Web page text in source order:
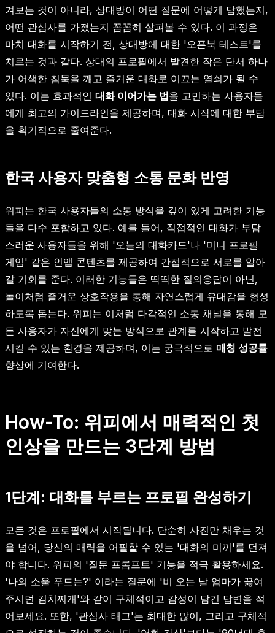
겨보는 것이 아니라, 상대방이 어떤 질문에 어떻게 답했는지,
어떤 관심사를 가졌는지 꼼꼼히 살펴볼 수 있다. 이 과정은
마치 대화를 시작하기 전, 상대방에 대한 '오픈북 테스트'를
치르는 것과 같다. 상대의 프로필에서 발견한 작은 단서 하나
가 어색한 침묵을 깨고 즐거운 대화로 이끄는 열쇠가 될 수
있다. 이는 효과적인 대화 이어가는 법을 고민하는 사용자들
에게 최고의 가이드라인을 제공하며, 대화 시작에 대한 부담
을 획기적으로 줄여준다.
한국 사용자 맞춤형 소통 문화 반영
위피는 한국 사용자들의 소통 방식을 깊이 있게 고려한 기능
들을 다수 포함하고 있다. 예를 들어, 직접적인 대화가 부담
스러운 사용자들을 위해 '오늘의 대화카드'나 '미니 프로필
게임' 같은 인앱 콘텐츠를 제공하여 간접적으로 서로를 알아
갈 기회를 준다. 이러한 기능들은 딱딱한 질의응답이 아닌,
놀이처럼 즐거운 상호작용을 통해 자연스럽게 유대감을 형성
하도록 돕는다. 위피는 이처럼 다각적인 소통 채널을 통해 모
든 사용자가 자신에게 맞는 방식으로 관계를 시작하고 발전
시킬 수 있는 환경을 제공하며, 이는 궁극적으로 매칭 성공률
향상에 기여한다.
How-To: 위피에서 매력적인 첫
인상을 만드는 3단계 방법
1단계: 대화를 부르는 프로필 완성하기
모든 것은 프로필에서 시작됩니다. 단순히 사진만 채우는 것
을 넘어, 당신의 매력을 어필할 수 있는 '대화의 미끼'를 던져
야 합니다. 위피의 '질문 프롬프트' 기능을 적극 활용하세요.
'나의 소울 푸드는?' 이라는 질문에 '비 오는 날 엄마가 끓여
주시던 김치찌개'와 같이 구체적이고 감성이 담긴 답변을 적
어보세요. 또한, '관심사 태그'는 최대한 많이, 그리고 구체적